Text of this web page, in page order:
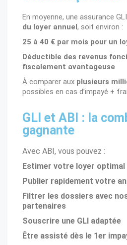
En moyenne, une assurance
du loyer annuel, soit environ :
25 à 40 € par mois pour un
Déductible des revenus
fiscalement avantageuse
À comparer aux plusieurs
possibles en cas d’impayé +
GLI et ABI : la
gagnante
Avec ABI, vous pouvez :
Estimer votre loyer optimal
Publier rapidement votre
Filtrer les dossiers avec
partenaires
Souscrire une GLI adaptée
Être assisté dès le 1er